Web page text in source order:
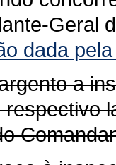
Geral
dada
a